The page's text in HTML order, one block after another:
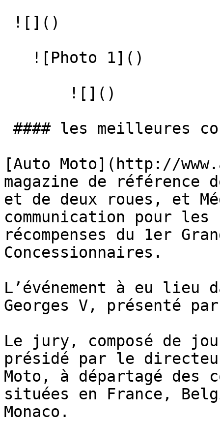
[Auto Moto](http://
magazine de référence
et de deux roues, et
communication pour
récompenses du 1er
Concessionnaires.
L’événement à eu lieu
Georges V, présenté
Le jury, composé de
présidé par le
Moto, à départagé des
situées en France,
Monaco.